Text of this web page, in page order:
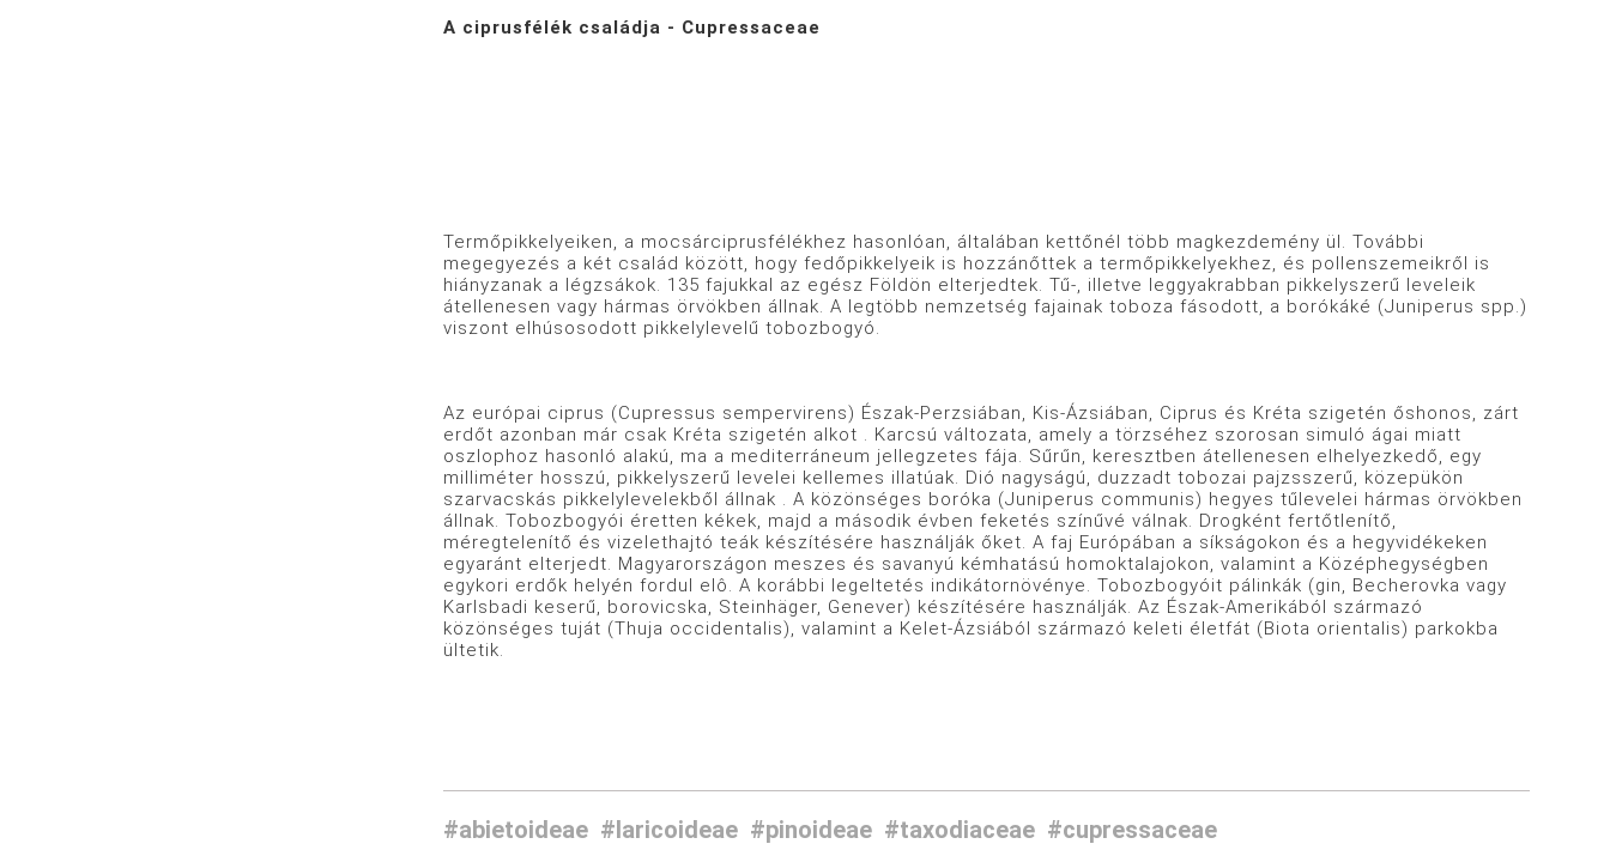
A ciprusfélék családja - Cupressaceae
Termőpikkelyeiken, a mocsárciprusfélékhez hasonlóan, általában kettőnél több magkezdemény ül. További
megegyezés a két család között, hogy fedőpikkelyeik is hozzánőttek a termőpikkelyekhez, és pollenszemeikről is
hiányzanak a légzsákok. 135 fajukkal az egész Földön elterjedtek. Tű-, illetve leggyakrabban pikkelyszerű leveleik
átellenesen vagy hármas örvökben állnak. A legtöbb nemzetség fajainak toboza fásodott, a borókáké (Juniperus spp.)
viszont elhúsosodott pikkelylevelű tobozbogyó.
Az európai ciprus (Cupressus sempervirens) Észak-Perzsiában, Kis-Ázsiában, Ciprus és Kréta szigetén őshonos, zárt
erdőt azonban már csak Kréta szigetén alkot . Karcsú változata, amely a törzséhez szorosan simuló ágai miatt
oszlophoz hasonló alakú, ma a mediterráneum jellegzetes fája. Sűrűn, keresztben átellenesen elhelyezkedő, egy
milliméter hosszú, pikkelyszerű levelei kellemes illatúak. Dió nagyságú, duzzadt tobozai pajzsszerű, közepükön
szarvacskás pikkelylevelekből állnak . A közönséges boróka (Juniperus communis) hegyes tűlevelei hármas örvökben
állnak. Tobozbogyói éretten kékek, majd a második évben feketés színűvé válnak. Drogként fertőtlenítő,
méregtelenítő és vizelethajtó teák készítésére használják őket. A faj Európában a síkságokon és a hegyvidékeken
egyaránt elterjedt. Magyarországon meszes és savanyú kémhatású homoktalajokon, valamint a Középhegységben
egykori erdők helyén fordul elô. A korábbi legeltetés indikátornövénye. Tobozbogyóit pálinkák (gin, Becherovka vagy
Karlsbadi keserű, borovicska, Steinhäger, Genever) készítésére használják. Az Észak-Amerikából származó
közönséges tuját (Thuja occidentalis), valamint a Kelet-Ázsiából származó keleti életfát (Biota orientalis) parkokba
ültetik.
#abietoideae #laricoideae #pinoideae #taxodiaceae #cupressaceae